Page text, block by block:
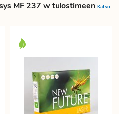
MF 237 w tulostimeen Katso